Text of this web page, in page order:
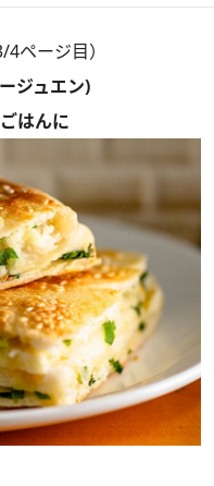
ページ目）
ジュエン)
はんに